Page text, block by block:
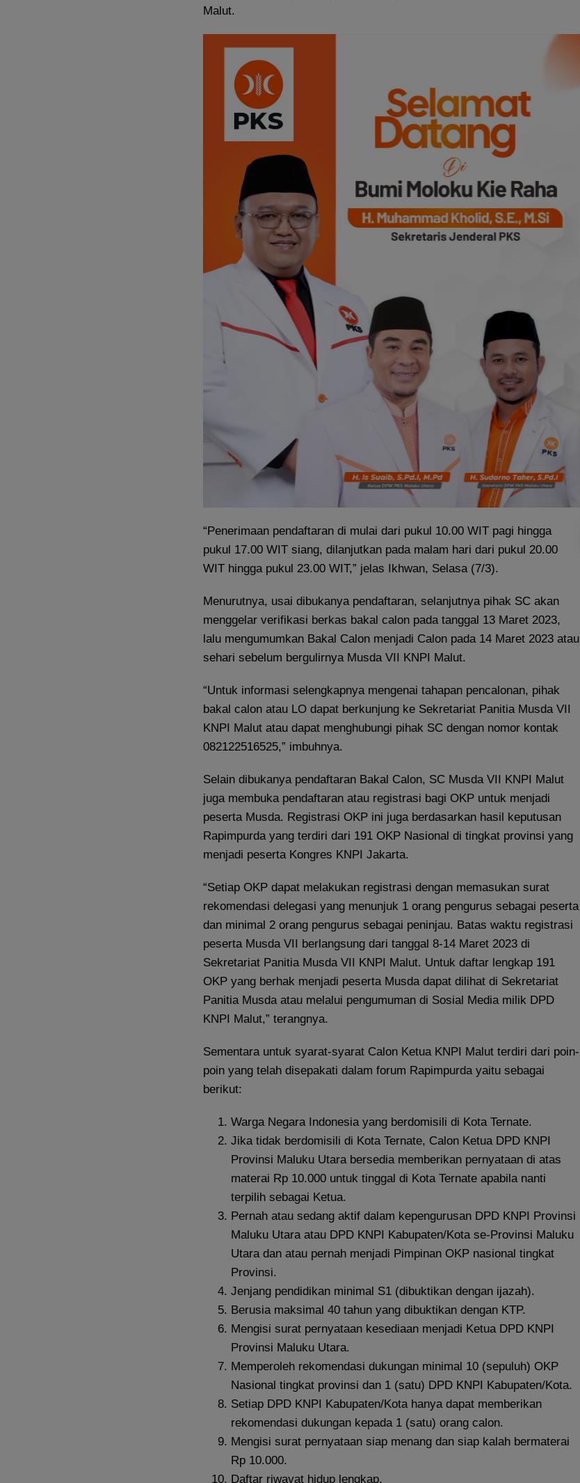
Malut.
“Penerimaan pendaftaran di mulai dari pukul 10.00 WIT pagi hingga
pukul 17.00 WIT siang, dilanjutkan pada malam hari dari pukul 20.00
WIT hingga pukul 23.00 WIT,” jelas Ikhwan, Selasa (7/3).
Menurutnya, usai dibukanya pendaftaran, selanjutnya pihak SC akan
menggelar verifikasi berkas bakal calon pada tanggal 13 Maret 2023,
lalu mengumumkan Bakal Calon menjadi Calon pada 14 Maret 2023 atau
sehari sebelum bergulirnya Musda VII KNPI Malut.
“Untuk informasi selengkapnya mengenai tahapan pencalonan, pihak
bakal calon atau LO dapat berkunjung ke Sekretariat Panitia Musda VII
KNPI Malut atau dapat menghubungi pihak SC dengan nomor kontak
082122516525,” imbuhnya.
Selain dibukanya pendaftaran Bakal Calon, SC Musda VII KNPI Malut
juga membuka pendaftaran atau registrasi bagi OKP untuk menjadi
peserta Musda. Registrasi OKP ini juga berdasarkan hasil keputusan
Rapimpurda yang terdiri dari 191 OKP Nasional di tingkat provinsi yang
menjadi peserta Kongres KNPI Jakarta.
“Setiap OKP dapat melakukan registrasi dengan memasukan surat
rekomendasi delegasi yang menunjuk 1 orang pengurus sebagai peserta
dan minimal 2 orang pengurus sebagai peninjau. Batas waktu registrasi
peserta Musda VII berlangsung dari tanggal 8-14 Maret 2023 di
Sekretariat Panitia Musda VII KNPI Malut. Untuk daftar lengkap 191
OKP yang berhak menjadi peserta Musda dapat dilihat di Sekretariat
Panitia Musda atau melalui pengumuman di Sosial Media milik DPD
KNPI Malut,” terangnya.
Sementara untuk syarat-syarat Calon Ketua KNPI Malut terdiri dari poin-
poin yang telah disepakati dalam forum Rapimpurda yaitu sebagai
berikut:
Warga Negara Indonesia yang berdomisili di Kota Ternate.
Jika tidak berdomisili di Kota Ternate, Calon Ketua DPD KNPI
Provinsi Maluku Utara bersedia memberikan pernyataan di atas
materai Rp 10.000 untuk tinggal di Kota Ternate apabila nanti
terpilih sebagai Ketua.
Pernah atau sedang aktif dalam kepengurusan DPD KNPI Provinsi
Maluku Utara atau DPD KNPI Kabupaten/Kota se-Provinsi Maluku
Utara dan atau pernah menjadi Pimpinan OKP nasional tingkat
Provinsi.
Jenjang pendidikan minimal S1 (dibuktikan dengan ijazah).
Berusia maksimal 40 tahun yang dibuktikan dengan KTP.
Mengisi surat pernyataan kesediaan menjadi Ketua DPD KNPI
Provinsi Maluku Utara.
Memperoleh rekomendasi dukungan minimal 10 (sepuluh) OKP
Nasional tingkat provinsi dan 1 (satu) DPD KNPI Kabupaten/Kota.
Setiap DPD KNPI Kabupaten/Kota hanya dapat memberikan
rekomendasi dukungan kepada 1 (satu) orang calon.
Mengisi surat pernyataan siap menang dan siap kalah bermaterai
Rp 10.000.
Daftar riwayat hidup lengkap.